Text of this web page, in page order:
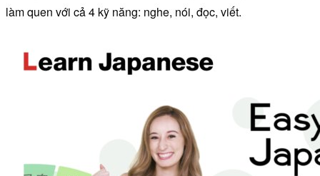
làm quen với cả 4 kỹ năng: nghe, nói, đọc, viết.